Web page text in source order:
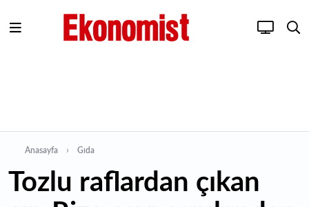
Anasayfa Gıda
Tozlu raflardan çıkan